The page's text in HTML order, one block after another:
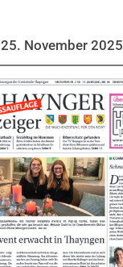
25. November 2025